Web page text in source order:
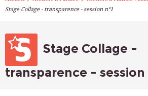
ATELIERS À L’ANNÉE
STAGES
Stage Collage - transparence - session n°1
Stage Collage -
transparence - session